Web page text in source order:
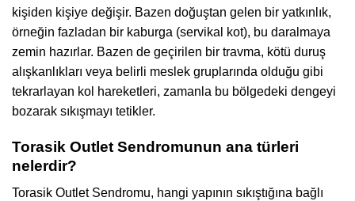
kişiden kişiye değişir. Bazen doğuştan gelen bir yatkınlık,
örneğin fazladan bir kaburga (servikal kot), bu daralmaya
zemin hazırlar. Bazen de geçirilen bir travma, kötü duruş
alışkanlıkları veya belirli meslek gruplarında olduğu gibi
tekrarlayan kol hareketleri, zamanla bu bölgedeki dengeyi
bozarak sıkışmayı tetikler.
Torasik Outlet Sendromunun ana türleri
nelerdir?
Torasik Outlet Sendromu, hangi yapının sıkıştığına bağlı